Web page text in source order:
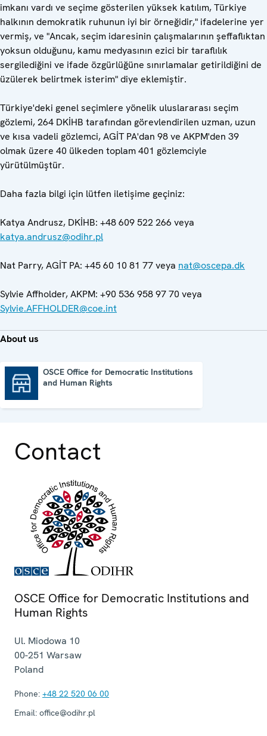
imkanı vardı ve seçime gösterilen yüksek katılım, Türkiye
halkının demokratik ruhunun iyi bir örneğidir," ifadelerine yer
vermiş, ve "Ancak, seçim idaresinin çalışmalarının şeffaflıktan
yoksun olduğunu, kamu medyasının ezici bir taraflılık
sergilediğini ve ifade özgürlüğüne sınırlamalar getirildiğini de
üzülerek belirtmek isterim" diye eklemiştir.
Türkiye'deki genel seçimlere yönelik uluslararası seçim
gözlemi, 264 DKİHB tarafından görevlendirilen uzman, uzun
ve kısa vadeli gözlemci, AGİT PA'dan 98 ve AKPM'den 39
olmak üzere 40 ülkeden toplam 401 gözlemciyle
yürütülmüştür.
Daha fazla bilgi için lütfen iletişime geçiniz:
Katya Andrusz, DKİHB: +48 609 522 266 veya
katya.andrusz@odihr.pl
Nat Parry, AGİT PA: +45 60 10 81 77 veya nat@oscepa.dk
Sylvie Affholder, AKPM: +90 536 958 97 70 veya
Sylvie.AFFHOLDER@coe.int
About us
OSCE Office for Democratic Institutions
and Human Rights
Contact
OSCE Office for Democratic Institutions and
Human Rights
Ul. Miodowa 10
00-251 Warsaw
Poland
Phone: +48 22 520 06 00
Email: office@odihr.pl